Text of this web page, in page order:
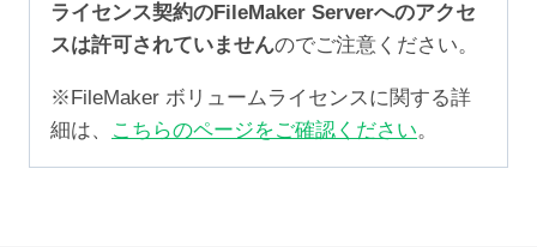
ライセンス契約のFileMaker Serverへのアクセ
スは許可されていませんのでご注意ください。
※FileMaker ボリュームライセンスに関する詳
細は、
こちらのページをご確認ください。